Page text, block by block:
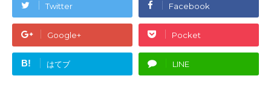
Twitter Facebook
Google+ Pocket
B! はてブ LINE